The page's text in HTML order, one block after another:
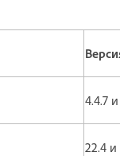
4.4.7
22.4